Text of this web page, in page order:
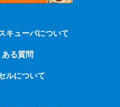
キューバについて
ある質問
ルについて